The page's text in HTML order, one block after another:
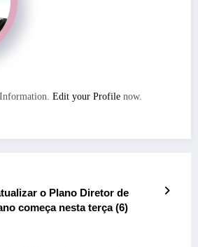
Edit your Profile now.
o Plano Diretor de
começa nesta terça (6)